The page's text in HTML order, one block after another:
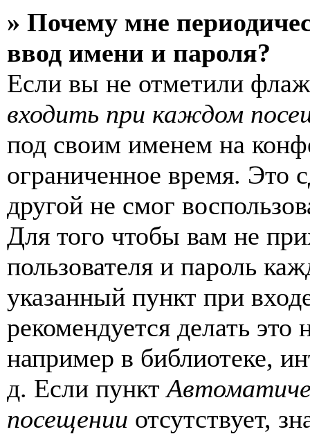
» Почему мне
ввод имени и пароля?
Если вы не отметили
входить при каждом
под своим именем на
ограниченное время. Это
другой не смог
Для того чтобы вам не
пользователя и пароль
указанный пункт при
рекомендуется делать
например в библиотеке,
д. Если пункт
посещении отсутствует,